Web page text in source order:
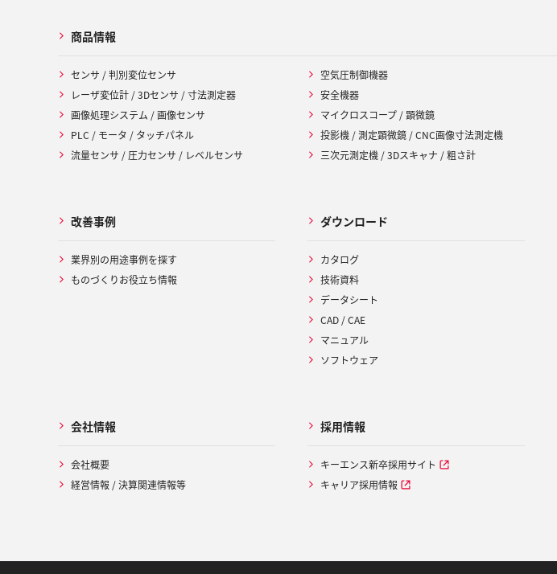
商品情報
センサ / 判別変位センサ
レーザ変位計 / 3Dセンサ / 寸法測定器
画像処理システム / 画像センサ
PLC / モータ / タッチパネル
流量センサ / 圧力センサ / レベルセンサ
空気圧制御機器
安全機器
マイクロスコープ / 顕微鏡
投影機 / 測定顕微鏡 / CNC画像寸法測定機
三次元測定機 / 3Dスキャナ / 粗さ計
改善事例
業界別の用途事例を探す
ものづくりお役立ち情報
ダウンロード
カタログ
技術資料
データシート
CAD / CAE
マニュアル
ソフトウェア
会社情報
会社概要
経営情報 / 決算関連情報等
採用情報
キーエンス新卒採用サイト
キャリア採用情報